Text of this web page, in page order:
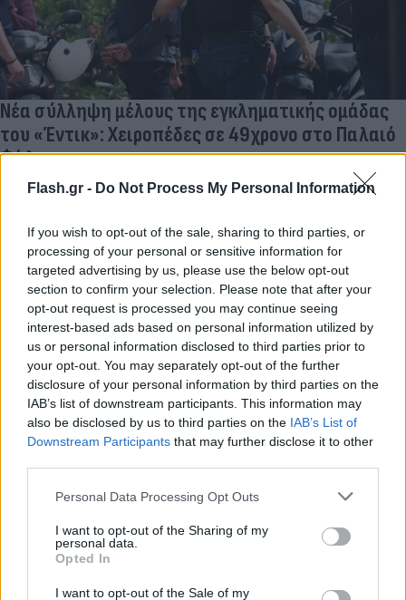
Flash.gr - Do Not Process My Personal Information
If you wish to opt-out of the sale, sharing to third parties, or
processing of your personal or sensitive information for
targeted advertising by us, please use the below opt-out
section to confirm your selection. Please note that after your
opt-out request is processed you may continue seeing
interest-based ads based on personal information utilized by
us or personal information disclosed to third parties prior to
your opt-out. You may separately opt-out of the further
disclosure of your personal information by third parties on the
IAB’s list of downstream participants. This information may
also be disclosed by us to third parties on the IAB’s List of
Downstream Participants that may further disclose it to other
Please note that this website/app uses one or more Google
not limited to your visit or usage behaviour. You may click to
grant or deny consent to Google and its third-party tags to
use your data for below specified purposes in below Google
consent section.
Personal Data Processing Opt Outs
I want to opt-out of the Sharing of my
personal data.
Opted In
I want to opt-out of the Sale of my
Νέα σύλληψη μέλους της εγκληματικής ομάδας
του «Έντικ»: Χειροπέδες σε 49χρονο στο Παλαιό
Φάληρο
08.08.2026
Ταϊλάνδη: Η στιγμή που ο 14χρονος ανοίγει πυρ